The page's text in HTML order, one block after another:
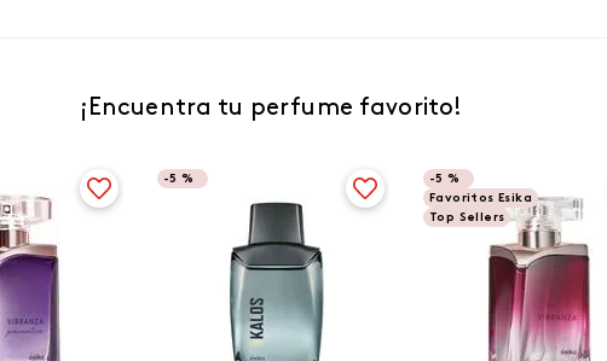
¡Encuentra tu perfume favorito!
-5 % -5 %
Favoritos Esika
Top Sellers